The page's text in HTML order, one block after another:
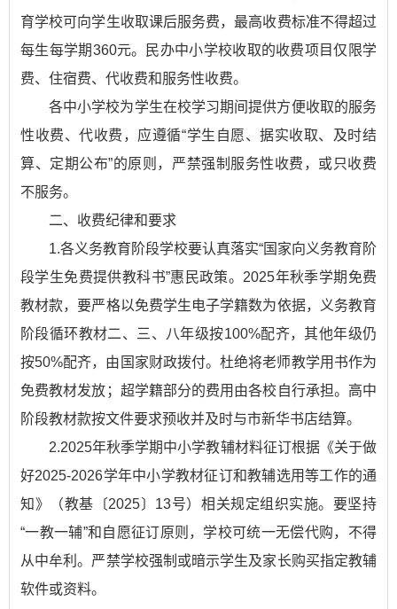
育学校可向学生收取课后服务费，最高收费标准不得超过
每生每学期360元。民办中小学校收取的收费项目仅限学
费、住宿费、代收费和服务性收费。
各中小学校为学生在校学习期间提供方便收取的服务
性收费、代收费，应遵循“学生自愿、据实收取、及时结
算、定期公布”的原则，严禁强制服务性收费，或只收费
不服务。
二、收费纪律和要求
1.各义务教育阶段学校要认真落实“国家向义务教育阶
段学生免费提供教科书”惠民政策。2025年秋季学期免费
教材款，要严格以免费学生电子学籍数为依据，义务教育
阶段循环教材二、三、八年级按100%配齐，其他年级仍
按50%配齐，由国家财政拨付。杜绝将老师教学用书作为
免费教材发放；超学籍部分的费用由各校自行承担。高中
阶段教材款按文件要求预收并及时与市新华书店结算。
2.2025年秋季学期中小学教辅材料征订根据《关于做
好2025-2026学年中小学教材征订和教辅选用等工作的通
知》（教基〔2025〕13号）相关规定组织实施。要坚持
“一教一辅”和自愿征订原则，学校可统一无偿代购，不得
从中牟利。严禁学校强制或暗示学生及家长购买指定教辅
软件或资料。